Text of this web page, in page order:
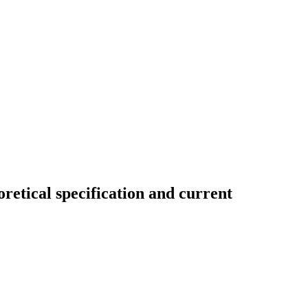
specification and current